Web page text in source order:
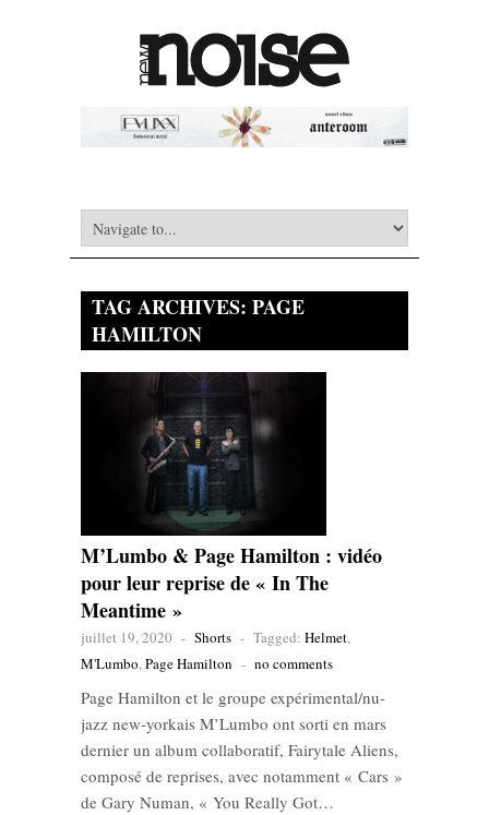
TAG ARCHIVES: PAGE
HAMILTON
M’Lumbo & Page Hamilton : vidéo
pour leur reprise de « In The
Meantime »
juillet 19, 2020 - Shorts - Tagged: Helmet,
M'Lumbo,Page Hamilton - no comments
Page Hamilton et le groupe expérimental/nu-
jazz new-yorkais M’Lumbo ont sorti en mars
dernier un album collaboratif, Fairytale Aliens,
composé de reprises, avec notamment « Cars »
de Gary Numan, « You Really Got…